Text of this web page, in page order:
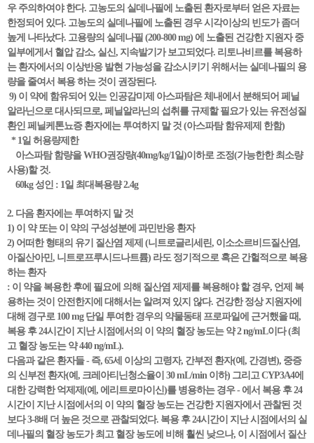
우 주의하여야 한다. 고농도의 실데나필에 노출된 환자로부터 얻은 자료는
한정되어 있다. 고농도의 실데나필에 노출된 경우 시각이상의 빈도가 좀더
높게 나타났다. 고용량의 실데나필 (200-800 mg) 에 노출된 건강한 지원자 중
일부에게서 혈압 감소, 실신, 지속발기가 보고되었다. 리토나비르를 복용하
는 환자에서의 이상반응 발현 가능성을 감소시키기 위해서는 실데나필의 용
량을 줄여서 복용 하는 것이 권장된다.
9) 이 약에 함유되어 있는 인공감미제 아스파탐은 체내에서 분해되어 페닐
알라닌으로 대사되므로, 페닐알라닌의 섭취를 규제할 필요가 있는 유전성질
환인 페닐케톤뇨증 환자에는 투여하지 말 것 (아스파탐 함유제제 한함)
* 1일 허용량제한
아스파탐 함량을 WHO권장량(40mg/kg/1일)이하로 조정(가능한한 최소량
사용)할 것.
60kg 성인 : 1일 최대복용량 2.4g
2. 다음 환자에는 투여하지 말 것
1) 이 약 또는 이 약의 구성성분에 과민반응 환자
2) 어떠한 형태의 유기 질산염 제제 (니트로글리세린, 이소소르비드질산염,
아질산아민, 니트로프루시드나트륨) 라도 정기적으로 혹은 간헐적으로 복용
하는 환자
: 이 약을 복용한 후에 필요에 의해 질산염 제제를 복용해야 할 경우, 언제 복
용하는 것이 안전한지에 대해서는 알려져 있지 않다. 건강한 정상 지원자에
대해 경구로 100 mg 단일 투여한 경우의 약물동태 프로파일에 근거했을 때,
복용 후 24시간이 지난 시점에서의 이 약의 혈장 농도는 약 2 ng/mL이다 (최
고 혈장 농도는 약 440 ng/mL).
다음과 같은 환자들 - 즉, 65세 이상의 고령자, 간부전 환자(예, 간경변), 중증
의 신부전 환자(예, 크레아티닌청소율이 30 mL/min 이하) 그리고 CYP3A4에
대한 강력한 억제제(예, 에리트로마이신)를 병용하는 경우 - 에서 복용 후 24
시간이 지난 시점에서의 이 약의 혈장 농도는 건강한 지원자에서 관찰된 것
보다 3-8배 더 높은 것으로 관찰되었다. 복용 후 24시간이 지난 시점에서의 실
데나필의 혈장 농도가 최고 혈장 농도에 비해 훨씬 낮으나, 이 시점에서 질산